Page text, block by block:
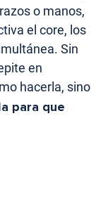
o manos,
el core, los
Sin
en
hacerla, sino
para que